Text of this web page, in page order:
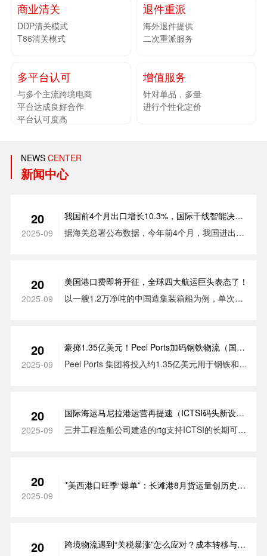
商业清关
DDP清关模式
T86清关模式
退件重派
海外退件提供
二次重派服务
多平台认可
与多个主流跨境电商
平台达成良好合作
平台认可度高
增值服务
针对单品，多量
进行个性化定价
NEWSCENTER
新闻中心
20
2025-09
我国前4个月出口增长10.3%，国际干线智能决策
助力国货出海
据海关总署公布数据，今年前4个月，我国进出口
20
2025-09
美国港口费即将开征，全球四大航运巨头表态了！
以一艘1.2万净吨的中国造集装箱船为例，单次靠
罚。
20
2025-09
豪掷1.35亿美元！Peel Ports加码钢铁物流（国际
海运利物浦港扩容50%仓储空间）
Peel Ports 集团将投入约1.35亿美元用于钢铁和金
20
2025-09
国际海运马尼拉港运营再提速（ICTSI码头新设备
到位，缓解区域物流压力）
三井工程造船公司建造的rtg支持ICTSI的长期可持
20
2025-09
*美西港口旺季“爆单”：长滩港8月货运量创历史次
20
跨境物流遇到“关税暴涨”怎么应对？成本转移与合